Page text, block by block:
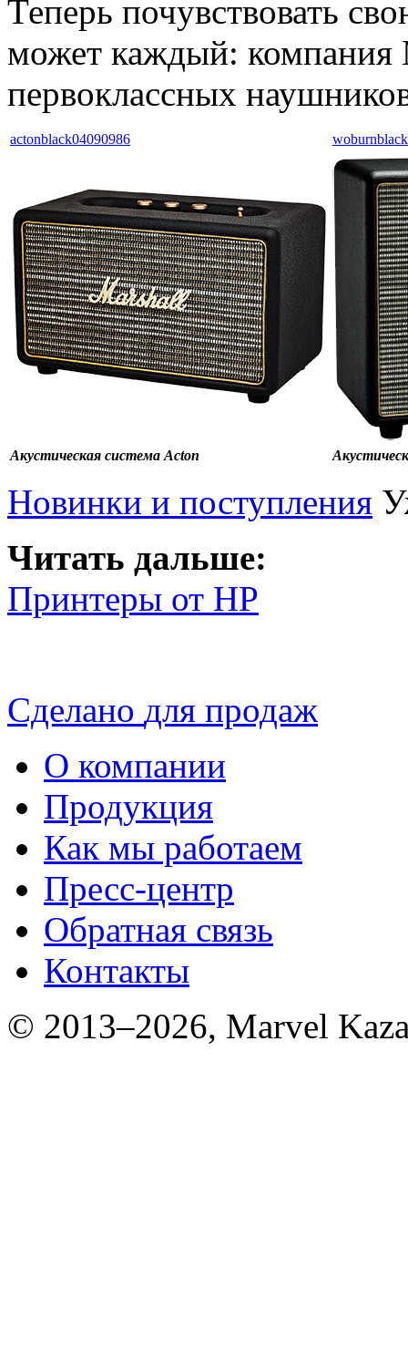
Теперь почувствовать
может каждый: компания
первоклассных
actonblack04090986
Акустическая система Acton
Новинки и поступления
Читать дальше:
Принтеры от HP
Сделано для продаж
О компании
Продукция
Как мы работаем
Пресс-центр
Обратная связь
Контакты
© 2013–2026, Marvel